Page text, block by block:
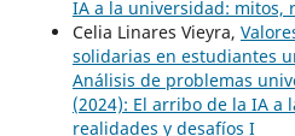
IA a la universidad: mitos,
Celia Linares Vieyra,
solidarias en estudiantes
Análisis de problemas
(2024): El arribo de la IA a
realidades y desafíos I